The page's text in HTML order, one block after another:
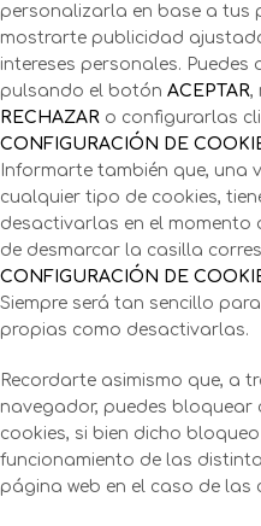
personalizarla en base a tus
mostrarte publicidad
intereses personales.
pulsando el botón ACEPTAR,
RECHAZAR o configurarlas
CONFIGURACIÓN DE
Informarte también que, una
cualquier tipo de cookies,
desactivarlas en el momento
de desmarcar la casilla
CONFIGURACIÓN DE
Siempre será tan sencillo
propias como desactivarlas.
Recordarte asimismo que, a
navegador, puedes bloquear
cookies, si bien dicho
funcionamiento de las
página web en el caso de las